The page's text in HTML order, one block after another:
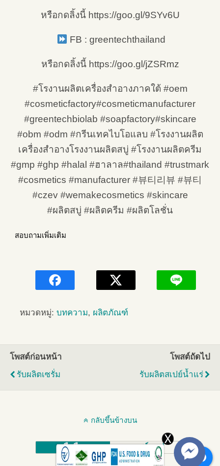
หรือกดลิ้งนี้ https://goo.gl/9SYv6U
FB : greentechthailand
หรือกดลิ้งนี้ https://goo.gl/jZSRmz
#โรงานผลิตเครื่องสำอางภาคใต้ #oem
#cosmeticfactory#cosmeticmanufacturer
#greentechbiolab #soapfactory#skincare
#obm #odm #กรีนเทคไบโอแลบ #โรงงานผลิต
เครื่องสำอางโรงงานผลิตสบู่ #โรงงานผลิตครีม
#gmp #ghp #halal #ฮาลาล#thailand #trustmark
#cosmetics #manufacturer #뷰티리뷰 #뷰티
#czev #wemakecosmetics #skincare
#ผลิตสบู่ #ผลิตครีม #ผลิตโลชั่น
สอบถามเพิ่มเติม
หมวดหมู่: บทความ, ผลิตภัณฑ์
โพสต์ก่อนหน้า
รับผลิตเซรั่ม
โพสต์ถัดไป
รับผลิตสเปย์น้ำแร่
กลับขึ้นข้างบน
มือถือ เดสก์ทอป